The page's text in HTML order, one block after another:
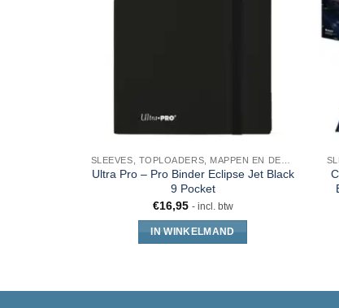
Ultra Pro – Pro Binder Eclipse Jet Black
9 Pocket
€16,95 - incl. btw
IN WINKELMAND